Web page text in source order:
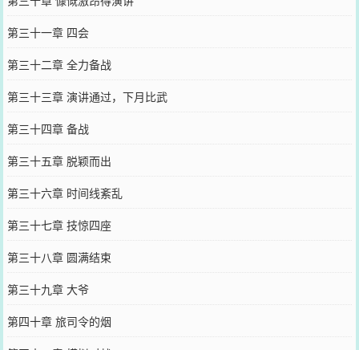
第三十一章 四会
第三十二章 全力备战
第三十三章 演讲通过，下月比武
第三十四章 备战
第三十五章 脱颖而出
第三十六章 时间线紊乱
第三十七章 技惊四座
第三十八章 圆满结束
第三十九章 大爷
第四十章 旅司令的烟